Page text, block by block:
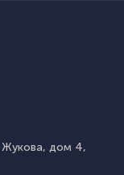
Жукова, дом 4,